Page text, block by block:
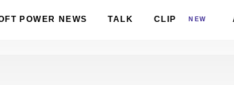
POWER NEWS TALK CLIP NEW